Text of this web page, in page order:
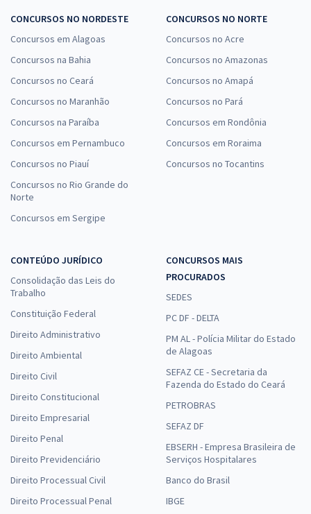
CONCURSOS NO NORDESTE
Concursos em Alagoas
Concursos na Bahia
Concursos no Ceará
Concursos no Maranhão
Concursos na Paraíba
Concursos em Pernambuco
Concursos no Piauí
Concursos no Rio Grande do
Norte
Concursos em Sergipe
CONCURSOS NO NORTE
Concursos no Acre
Concursos no Amazonas
Concursos no Amapá
Concursos no Pará
Concursos em Rondônia
Concursos em Roraima
Concursos no Tocantins
CONTEÚDO JURÍDICO
Consolidação das Leis do
Trabalho
Constituição Federal
Direito Administrativo
Direito Ambiental
Direito Civil
Direito Constitucional
Direito Empresarial
Direito Penal
Direito Previdenciário
Direito Processual Civil
Direito Processual Penal
CONCURSOS MAIS
PROCURADOS
SEDES
PC DF - DELTA
PM AL - Polícia Militar do Estado
de Alagoas
SEFAZ CE - Secretaria da
Fazenda do Estado do Ceará
PETROBRAS
SEFAZ DF
EBSERH - Empresa Brasileira de
Serviços Hospitalares
Banco do Brasil
IBGE